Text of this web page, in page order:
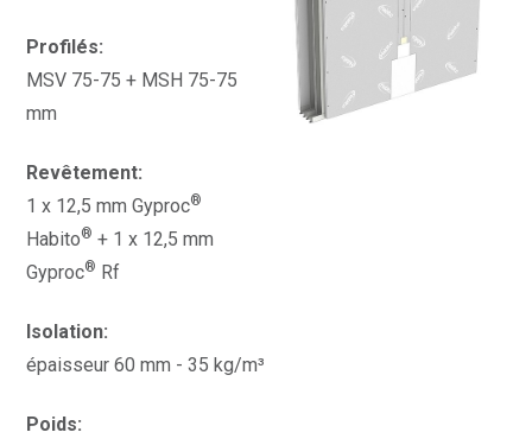
Profilés:
MSV 75-75 + MSH 75-75
mm
Revêtement:
1 x 12,5 mm Gyproc®
Habito® + 1 x 12,5 mm
Gyproc® Rf
Isolation:
épaisseur 60 mm - 35 kg/m³
Poids: